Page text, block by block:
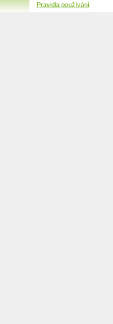
Pravidla používání